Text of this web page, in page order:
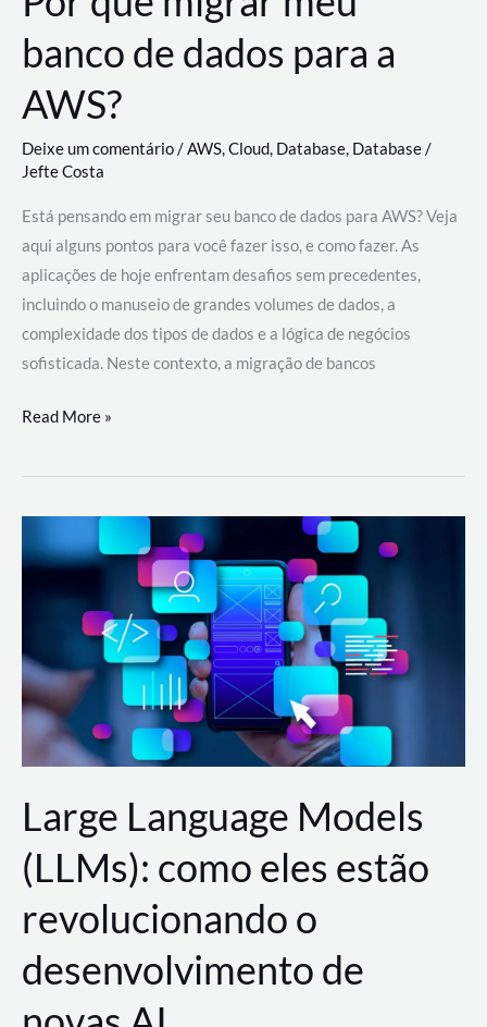
banco de dados para a
AWS?
Deixe um comentário/AWS,Cloud, Database, Database/
Jefte Costa
Está pensando em migrar seu banco de dados para AWS? Veja
aqui alguns pontos para você fazer isso, e como fazer. As
aplicações de hoje enfrentam desafios sem precedentes,
incluindo o manuseio de grandes volumes de dados, a
complexidade dos tipos de dados e a lógica de negócios
sofisticada. Neste contexto, a migração de bancos
Por
migrar
de
a
AWS?
Read More »
Large Language Models
(LLMs): como eles estão
revolucionando o
desenvolvimento de